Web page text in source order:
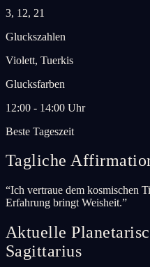
3, 12, 21
Gluckszahlen
Violett, Tuerkis
Glucksfarben
12:00 - 14:00 Uhr
Beste Tageszeit
Tagliche
“Ich vertraue dem kosmischen
Erfahrung bringt Weisheit.”
Aktuelle
Sagittarius